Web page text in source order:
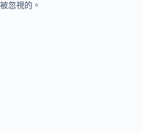
被忽視的。